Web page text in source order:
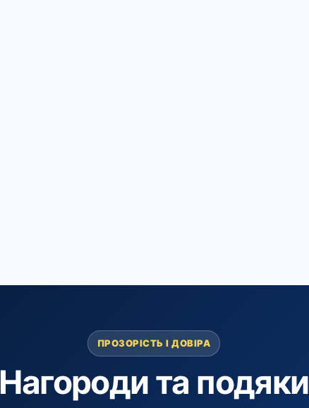
ПРОЗОРІСТЬ І ДОВІРА
Нагороди та подяки